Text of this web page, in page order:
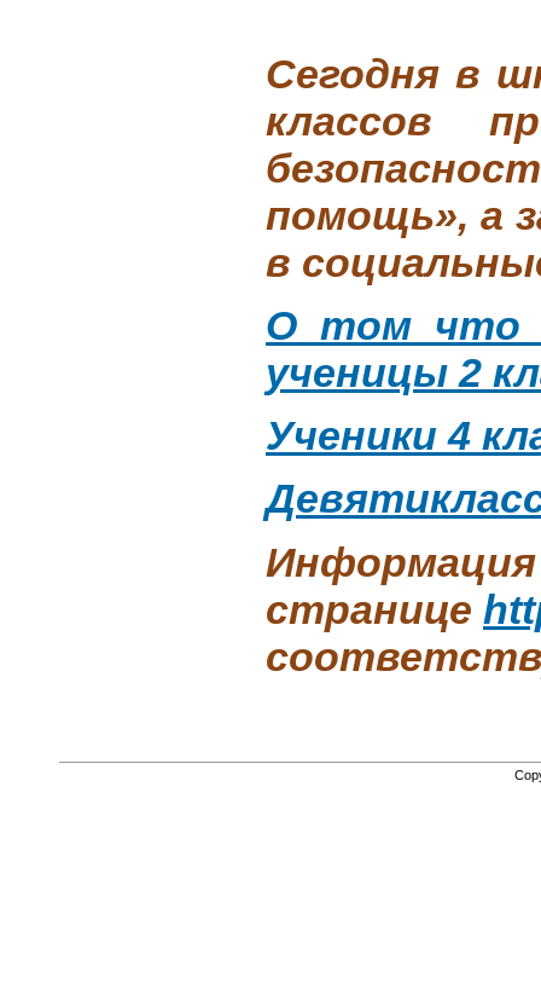
Сегодня в
классов
помощь», а
в
О том что
ученицы 2
Ученики 4
Информация
странице